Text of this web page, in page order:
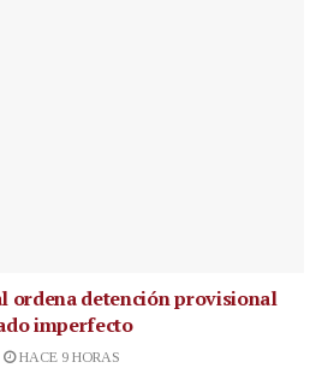
ordena detención provisional
imperfecto
HACE 9 HORAS